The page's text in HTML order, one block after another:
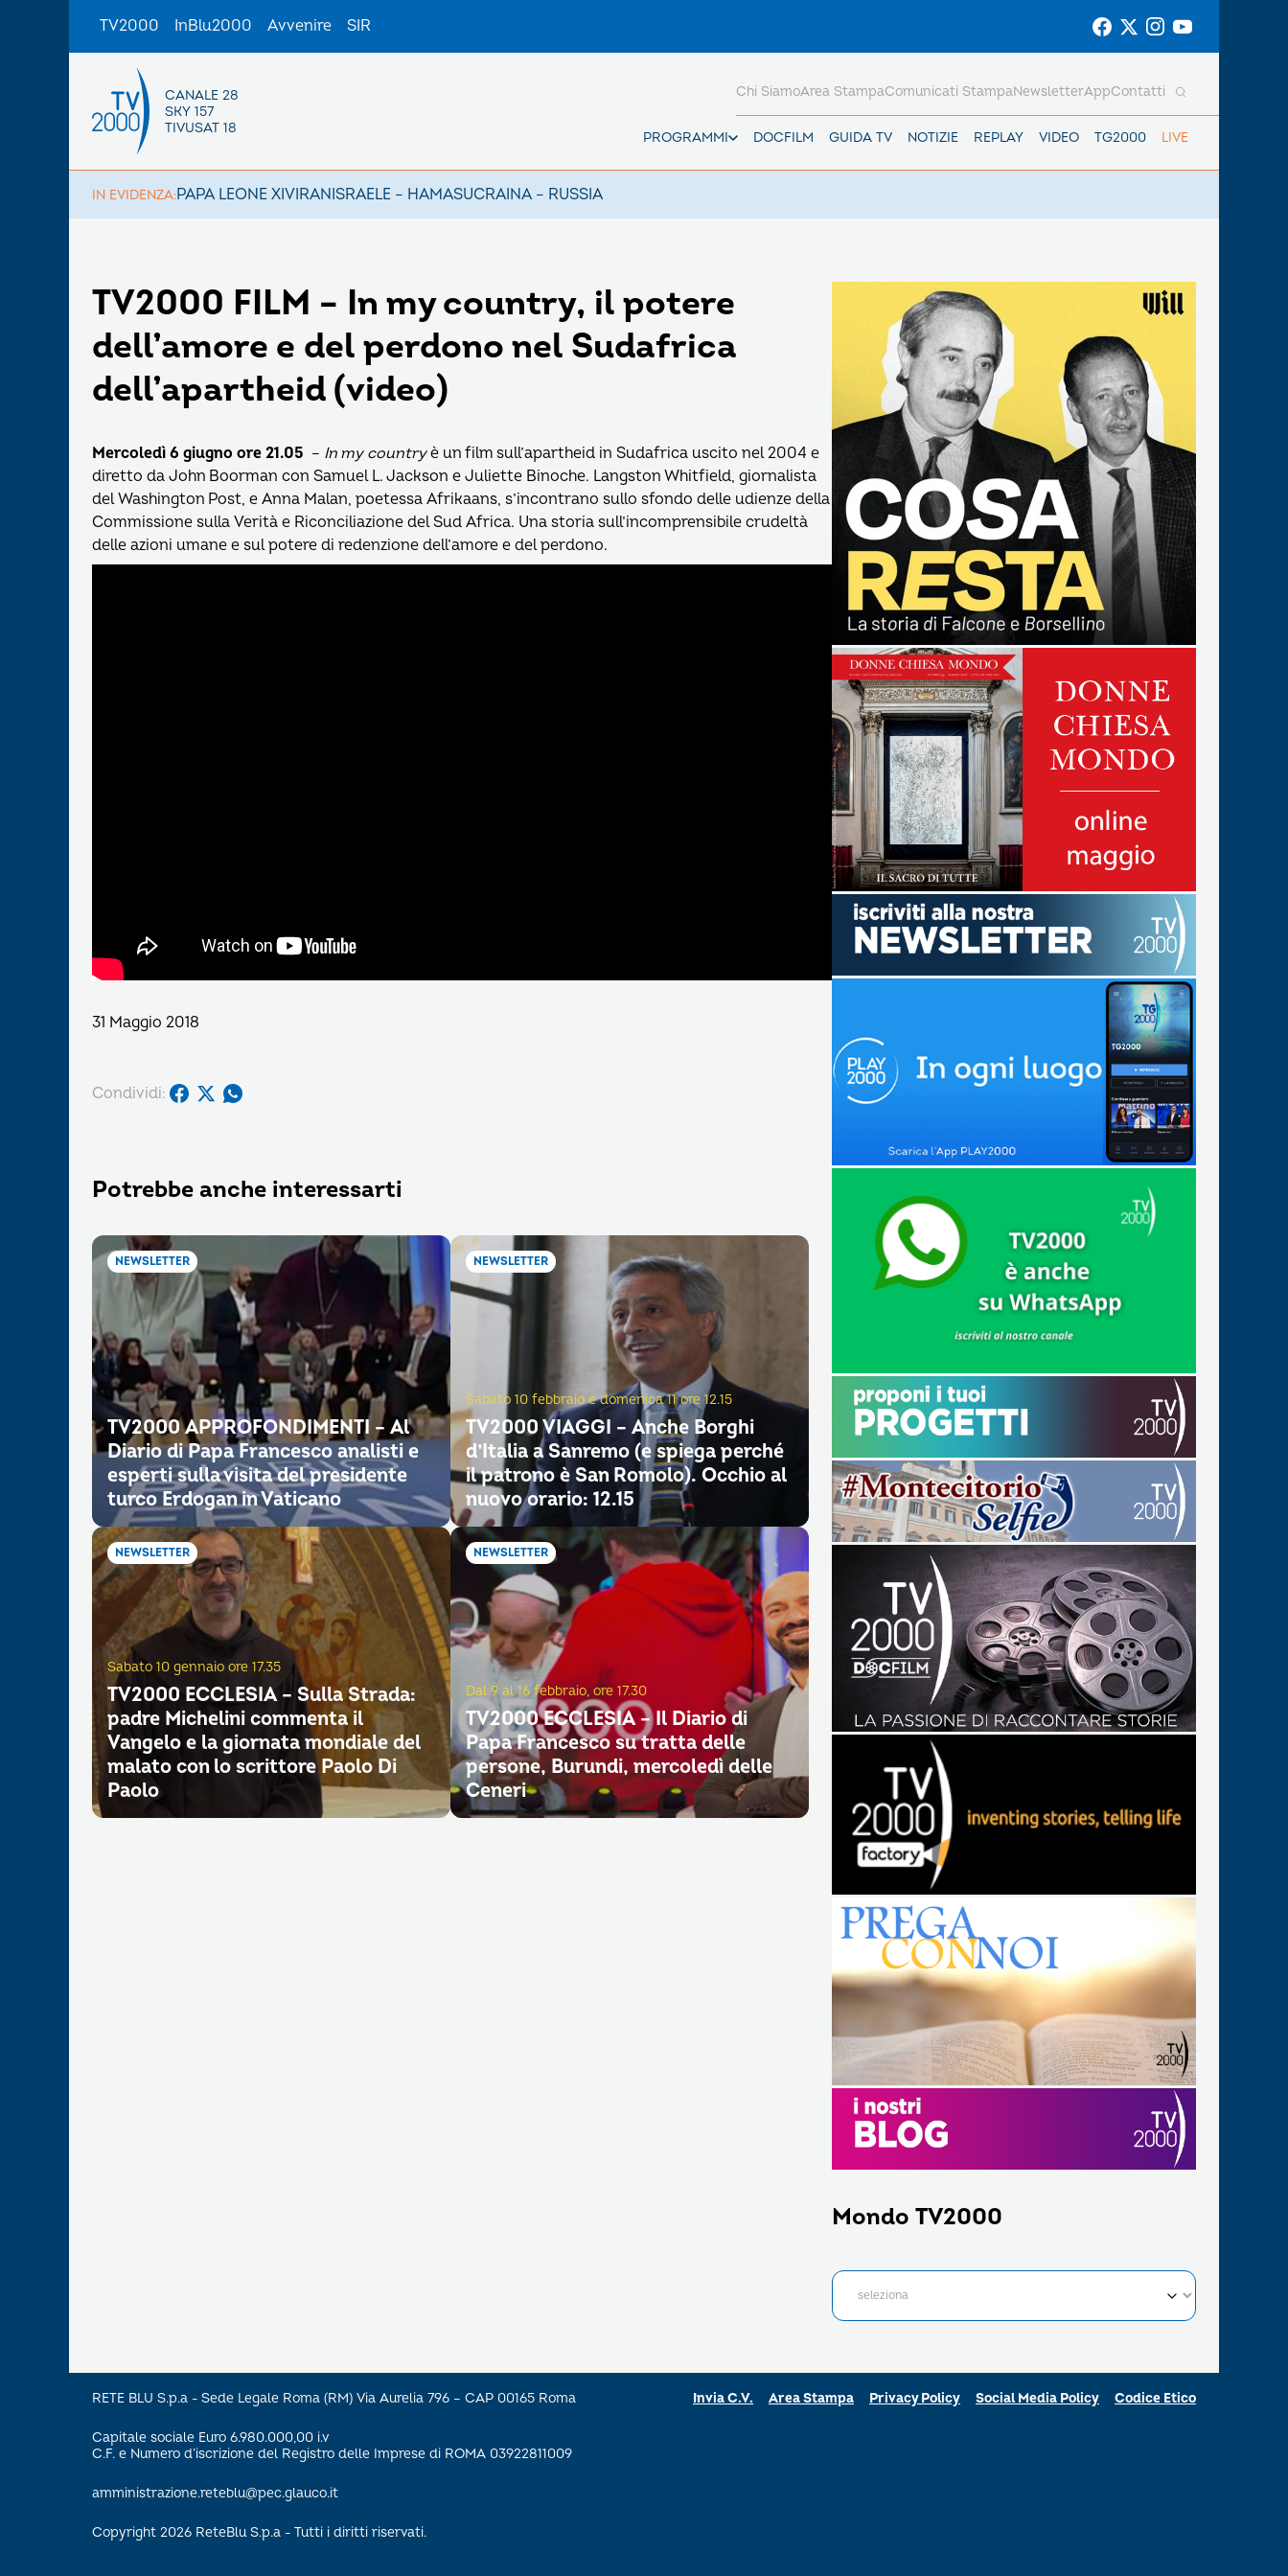
TV2000 InBlu2000 Avvenire SIR
CANALE 28
SKY 157
TIVUSAT 18
PROGRAMMI DOCFILM GUIDA TV NOTIZIE REPLAY VIDEO TG2000 LIVE
Chi SiamoArea StampaComunicati StampaNewsletterAppContatti
IN EVIDENZA:PAPA LEONE XIVIRANISRAELE – HAMASUCRAINA – RUSSIA
TV2000 FILM – In my country, il potere
dell’amore e del perdono nel Sudafrica
dell’apartheid (video)
Mercoledì 6 giugno ore 21.05 – In my country è un film sull’apartheid in Sudafrica uscito nel 2004 e
diretto da John Boorman con Samuel L. Jackson e Juliette Binoche. Langston Whitfield, giornalista
del Washington Post, e Anna Malan, poetessa Afrikaans, s’incontrano sullo sfondo delle udienze della
Commissione sulla Verità e Riconciliazione del Sud Africa. Una storia sull’incomprensibile crudeltà
delle azioni umane e sul potere di redenzione dell’amore e del perdono.
31 Maggio 2018
Condividi:
Potrebbe anche interessarti
NEWSLETTER
TV2000 APPROFONDIMENTI – Al
Diario di Papa Francesco analisti e
esperti sulla visita del presidente
turco Erdogan in Vaticano
NEWSLETTER
Sabato 10 febbraio e domenica 11 ore 12.15
TV2000 VIAGGI – Anche Borghi
d’Italia a Sanremo (e spiega perché
il patrono è San Romolo). Occhio al
nuovo orario: 12.15
NEWSLETTER
Sabato 10 gennaio ore 17.35
TV2000 ECCLESIA – Sulla Strada:
padre Michelini commenta il
Vangelo e la giornata mondiale del
malato con lo scrittore Paolo Di
Paolo
NEWSLETTER
Dal 9 al 16 febbraio, ore 17.30
TV2000 ECCLESIA – Il Diario di
Papa Francesco su tratta delle
persone, Burundi, mercoledì delle
Ceneri
Mondo TV2000
RETE BLU S.p.a - Sede Legale Roma (RM) Via Aurelia 796 – CAP 00165 Roma
Capitale sociale Euro 6.980.000,00 i.v
C.F. e Numero d’iscrizione del Registro delle Imprese di ROMA 03922811009
amministrazione.reteblu@pec.glauco.it
Copyright 2026 ReteBlu S.p.a - Tutti i diritti riservati.
Invia C.V. Area Stampa Privacy Policy Social Media Policy Codice Etico